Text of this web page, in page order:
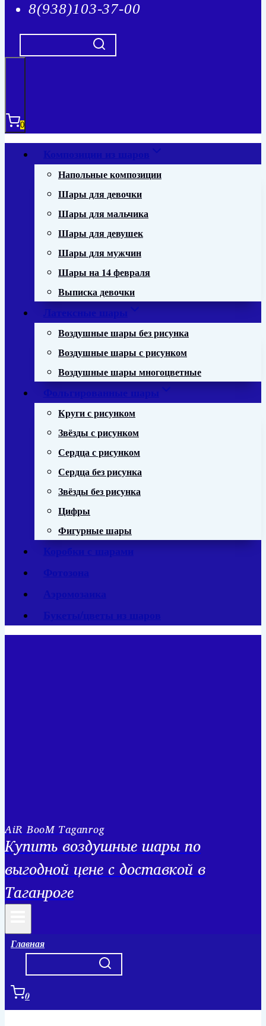
8(938)103-37-00
0
Композиции из шаров
Напольные композиции
Шары для девочки
Шары для мальчика
Шары для девушек
Шары для мужчин
Шары на 14 февраля
Выписка девочки
Латексные шары
Воздушные шары без рисунка
Воздушные шары с рисунком
Воздушные шары многоцветные
Фольгированные шары
Круги с рисунком
Звёзды с рисунком
Сердца с рисунком
Сердца без рисунка
Звёзды без рисунка
Цифры
Фигурные шары
Коробки с шарами
Фотозона
Аэромозаика
Букеты/цветы из шаров
AiR BooM Taganrog
Купить воздушные шары по
выгодной цене с доставкой в
Таганроге
Главная
0